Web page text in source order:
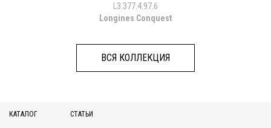
L3.377.4.97.6
Longines Conquest
ВСЯ КОЛЛЕКЦИЯ
КАТАЛОГ СТАТЬИ